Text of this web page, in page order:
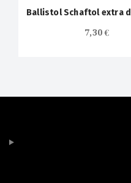
Ballistol Schaftol extra
7,30€